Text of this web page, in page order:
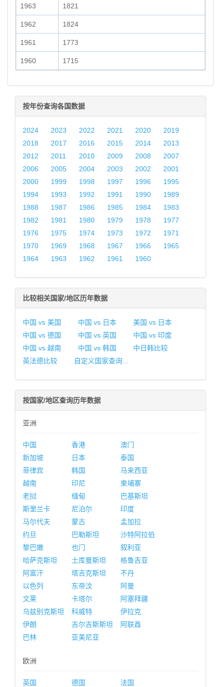
1963 1821
1962 1824
1961 1773
1960 1715
按年份查询各国数据
2024 2023 2022 2021 2020
2019
2018
2017 2016 2015 2014
2013
2012
2011 2010 2009 2008
2007
2006
2005 2004 2003 2002
2001
2000
1999 1998 1997 1996
1995
1994
1993 1992 1991 1990
1989
1988
1987 1986 1985 1984
1983
1982
1981 1980 1979 1978
1977
1976
1975 1974 1973 1972
1971
1970
1969 1968 1967 1966
1965
1964
1963 1962 1961 1960
比较相关国家/地区历年数据
中国 vs 美国 中国 vs 日本
美国 vs 日本
中国 vs 德国
中国 vs 英国
中国 vs 印度
中国 vs 越南
中国 vs 韩国
中日韩比较
英法德比较
自定义国家查询...
按国家/地区查询历年数据
亚洲
中国 香港
澳门
新加坡
日本
泰国
菲律宾
韩国
马来西亚
越南
印尼
柬埔寨
老挝
缅甸
巴基斯坦
斯里兰卡
尼泊尔
印度
马尔代夫
蒙古
孟加拉
约旦
巴勒斯坦
沙特阿拉伯
黎巴嫩
也门
叙利亚
哈萨克斯坦
土库曼斯坦
格鲁吉亚
阿富汗
塔吉克斯坦
不丹
以色列
东帝汶
阿曼
文莱
卡塔尔
阿塞拜疆
乌兹别克斯坦
科威特
伊拉克
伊朗
吉尔吉斯斯坦
阿联酋
巴林
亚美尼亚
欧洲
英国 德国
法国